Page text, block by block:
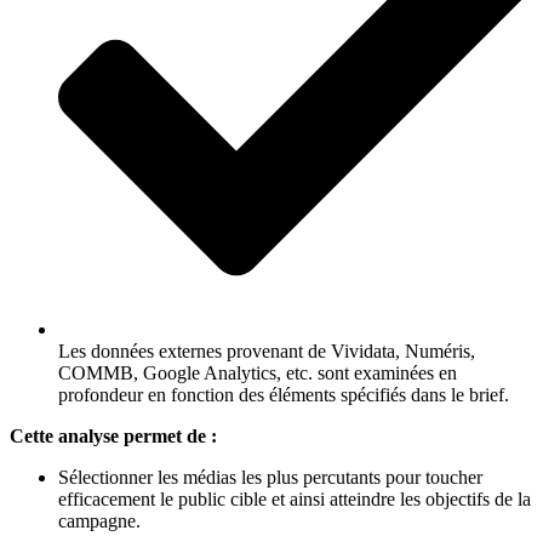
Les données externes provenant de Vividata, Numéris,
COMMB, Google Analytics, etc. sont examinées en
profondeur en fonction des éléments spécifiés dans le brief.
Cette analyse permet de :
Sélectionner les médias les plus percutants pour toucher
efficacement le public cible et ainsi atteindre les objectifs de la
campagne.